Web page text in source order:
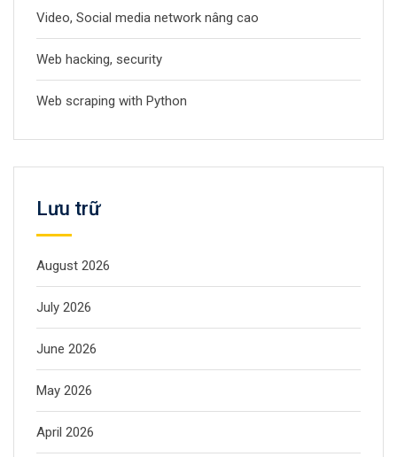
Video, Social media network nâng cao
Web hacking, security
Web scraping with Python
Lưu trữ
August 2026
July 2026
June 2026
May 2026
April 2026